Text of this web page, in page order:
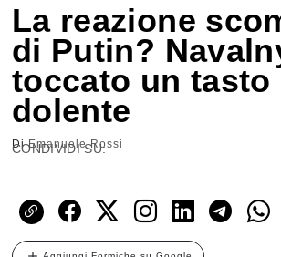
La reazione
di Putin?
toccato un tasto
dolente
DiEmanuele Rossi
CONDIVIDI SU: